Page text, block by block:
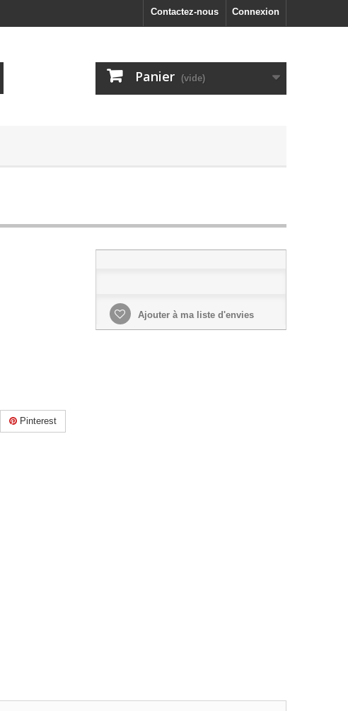
Connexion
Contactez-nous
Panier (vide)
Pinterest
Ajouter à ma liste d'envies